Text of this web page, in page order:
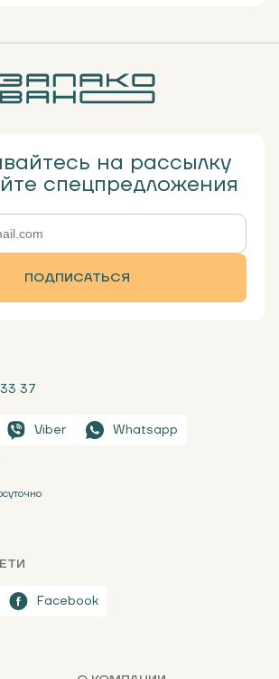
37
Viber Whatsapp
Facebook
на рассылку
спецпредложения
ПОДПИСАТЬСЯ